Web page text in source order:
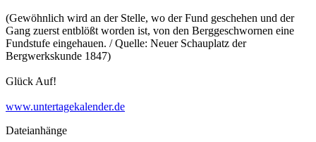
(Gewöhnlich wird an der Stelle, wo der Fund geschehen und der
Gang zuerst entblößt worden ist, von den Berggeschwornen eine
Fundstufe eingehauen. / Quelle: Neuer Schauplatz der
Bergwerkskunde 1847)
Glück Auf!
www.untertagekalender.de
Dateianhänge